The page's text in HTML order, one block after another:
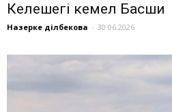
Келешегі кемел Басши
Назерке Әділбекова - 30.06.2026